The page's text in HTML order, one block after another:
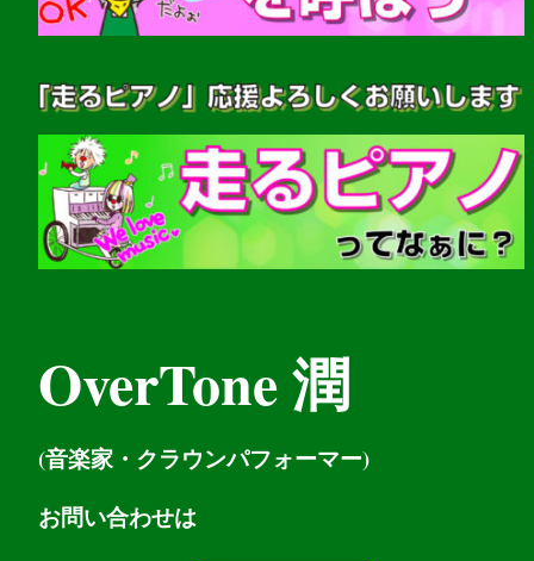
OverTone 潤
(音楽家・クラウンパフォーマー)
お問い合わせは